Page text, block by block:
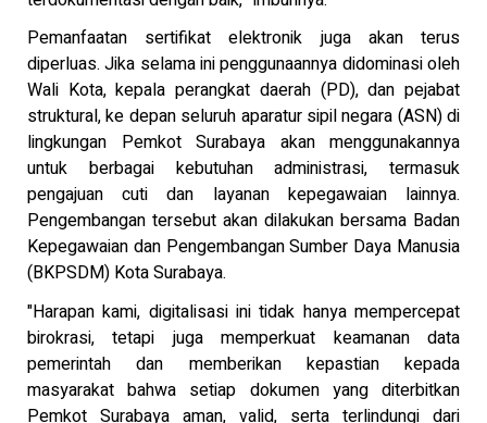
Pemanfaatan sertifikat elektronik juga akan terus
diperluas. Jika selama ini penggunaannya didominasi oleh
Wali Kota, kepala perangkat daerah (PD), dan pejabat
struktural, ke depan seluruh aparatur sipil negara (ASN) di
lingkungan Pemkot Surabaya akan menggunakannya
untuk berbagai kebutuhan administrasi, termasuk
pengajuan cuti dan layanan kepegawaian lainnya.
Pengembangan tersebut akan dilakukan bersama Badan
Kepegawaian dan Pengembangan Sumber Daya Manusia
(BKPSDM) Kota Surabaya.
"Harapan kami, digitalisasi ini tidak hanya mempercepat
birokrasi, tetapi juga memperkuat keamanan data
pemerintah dan memberikan kepastian kepada
masyarakat bahwa setiap dokumen yang diterbitkan
Pemkot Surabaya aman, valid, serta terlindungi dari